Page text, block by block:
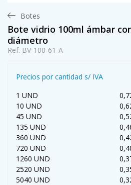
Botes
Bote vidrio 100ml ámbar
diámetro
Ref. BV-100-61-A
Precios por cantidad s/ IVA
1 UND
10 UND
45 UND
135 UND
360 UND
720 UND
1260 UND
2520 UND
5040 UND